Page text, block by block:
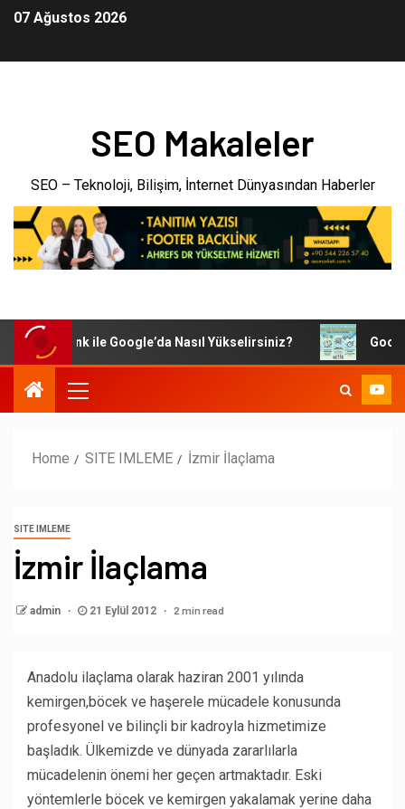
07 Ağustos 2026
SEO Makaleler
SEO – Teknoloji, Bilişim, İnternet Dünyasından Haberler
Backlink ile Google’da Nasıl Yükselirsiniz? Google
Home SITE IMLEME İzmir İlaçlama
SITE IMLEME
İzmir İlaçlama
admin 21 Eylül 2012 2 min read
Anadolu ilaçlama olarak haziran 2001 yılında
kemirgen,böcek ve haşerele mücadele konusunda
profesyonel ve bilinçli bir kadroyla hizmetimize
başladık. Ülkemizde ve dünyada zararlılarla
mücadelenin önemi her geçen artmaktadır. Eski
yöntemlerle böcek ve kemirgen yakalamak yerine daha